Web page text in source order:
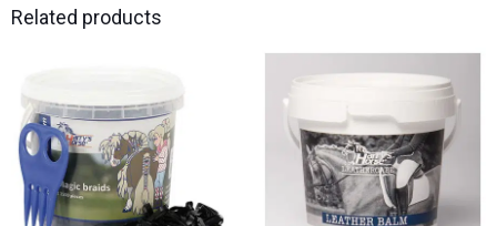
Related products